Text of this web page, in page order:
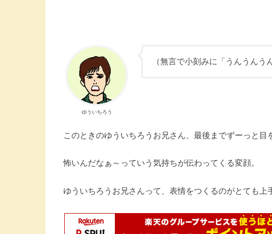
ゆういちろう
（無言で小刻みに「うんうんう
このときのゆういちろうお兄さん、最後までずーっと目
怖いんだなぁ～っていう気持ちが伝わってくる変顔。
ゆういちろうお兄さんって、表情をつくるのがとても上